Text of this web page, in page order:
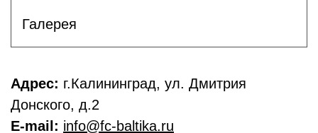
Галерея
Адрес: г.Калининград, ул. Дмитрия
Донского, д.2
E-mail: info@fc-baltika.ru